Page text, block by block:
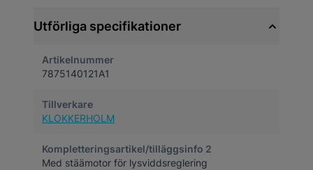
Utförliga specifikationer
Artikelnummer
7875140121A1
Tillverkare
KLOKKERHOLM
Kompletteringsartikel/tilläggsinfo 2
Med stäämotor för lysviddsreglering